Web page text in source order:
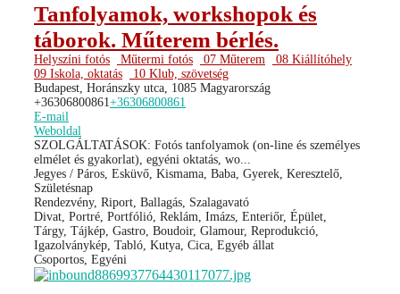
Tanfolyamok, workshopok és
táborok. Műterem bérlés.
Helyszíni fotós Műtermi fotós 07 Műterem
08 Kiállítóhely
09 Iskola, oktatás
10 Klub, szövetség
Budapest, Horánszky utca, 1085 Magyarország
+36306800861 +36306800861
E-mail
Weboldal
SZOLGÁLTATÁSOK: Fotós tanfolyamok (on-line és személyes
elmélet és gyakorlat), egyéni oktatás, wo...
Jegyes / Páros, Esküvő, Kismama, Baba, Gyerek, Keresztelő,
Születésnap
Rendezvény, Riport, Ballagás, Szalagavató
Divat, Portré, Portfólió, Reklám, Imázs, Enteriőr, Épület,
Tárgy, Tájkép, Gastro, Boudoir, Glamour, Reprodukció,
Igazolványkép, Tabló, Kutya, Cica, Egyéb állat
Csoportos, Egyéni